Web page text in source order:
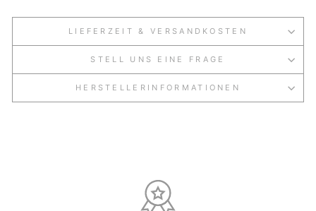
LIEFERZEIT & VERSANDKOSTEN
STELL UNS EINE FRAGE
HERSTELLERINFORMATIONEN